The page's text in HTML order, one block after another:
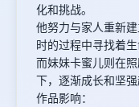
化和挑战。
他努力与家人重新
时的过程中寻找着生
而妹妹卡蜜儿则在
下，逐渐成长和坚强
作品影响：